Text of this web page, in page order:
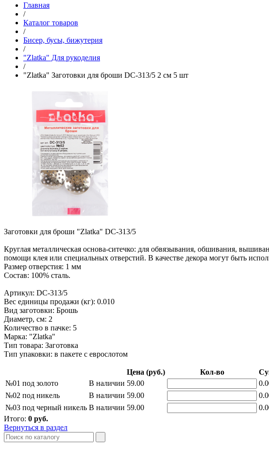
Главная
/
Каталог товаров
/
Бисер, бусы, бижутерия
/
"Zlatka" Для рукоделия
/
"Zlatka" Заготовки для броши DC-313/5 2 см 5 шт
Заготовки для броши "Zlatka" DC-313/5
Круглая металлическая основа-ситечко: для обвязывания, обшивания,
помощи клея или специальных отверстий. В качестве декора могут быть
Размер отверстия: 1 мм
Состав: 100% сталь.
Артикул: DC-313/5
Вес единицы продажи (кг): 0.010
Вид заготовки: Брошь
Диаметр, см: 2
Количество в пачке: 5
Марка: "Zlatka"
Тип товара: Заготовка
Тип упаковки: в пакете с еврослотом
Цена (руб.) Кол-во
№01 под золото
В наличии 59.00
№02 под никель
В наличии 59.00
№03 под черный никель В наличии 59.00
Итого: 0 руб.
Вернуться в раздел